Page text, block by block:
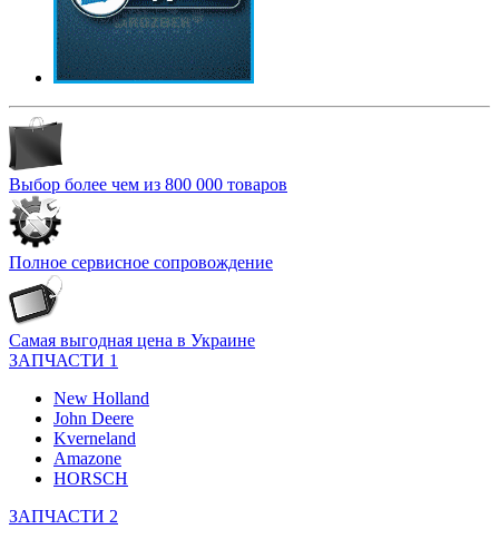
Выбор более чем из 800 000 товаров
Полное сервисное сопровождение
Самая выгодная цена в Украине
ЗАПЧАСТИ 1
New Holland
John Deere
Kverneland
Amazone
HORSCH
ЗАПЧАСТИ 2